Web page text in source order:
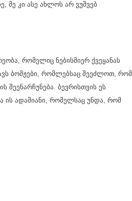
მე კი ასე ახლოს არ ვუშვებ
რომელიც ნებისმიერ ქვეყანას
ბომჟები, რომლებსაც შეეძლოთ, რომ
ბევრისთვის ეს
ის ადამიანი, რომელსაც უნდა, რომ